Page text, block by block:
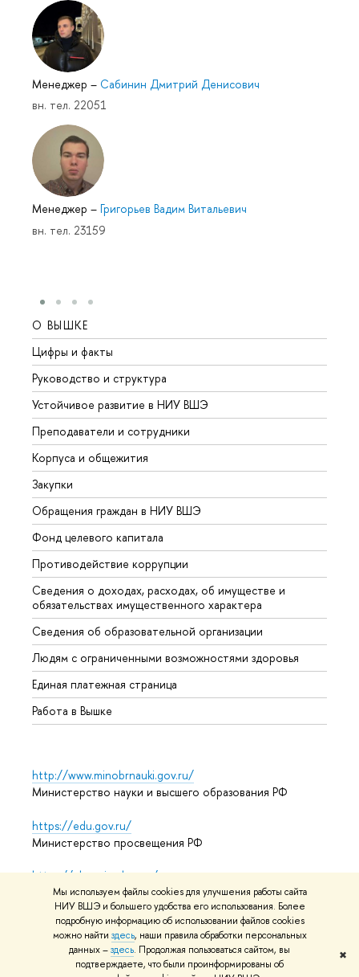
Мы используем файлы cookies для улучшения работы сайта
НИУ ВШЭ и большего удобства его использования. Более
подробную информацию об использовании файлов cookies
можно найти здесь, наши правила обработки персональных
данных –здесь. Продолжая пользоваться сайтом, вы
подтверждаете, что были проинформированы об
✖
Менеджер – Сабинин Дмитрий Денисович
вн. тел. 22051
Менеджер – Григорьев Вадим Витальевич
вн. тел. 23159
О ВЫШКЕ
Цифры и факты
Руководство и структура
Устойчивое развитие в НИУ ВШЭ
Преподаватели и сотрудники
Корпуса и общежития
Закупки
Обращения граждан в НИУ ВШЭ
Фонд целевого капитала
Противодействие коррупции
Сведения о доходах, расходах, об имуществе и
обязательствах имущественного характера
Сведения об образовательной организации
Людям с ограниченными возможностями здоровья
Единая платежная страница
Работа в Вышке
http://www.minobrnauki.gov.ru/
Министерство науки и высшего образования РФ
https://edu.gov.ru/
Министерство просвещения РФ
https://elearning.hse.ru/mooc
Массовые открытые онлайн-курсы
© НИУ ВШЭ 1993–2026 Адреса и контактыУсловия
использования материаловПолитика конфиденциальности